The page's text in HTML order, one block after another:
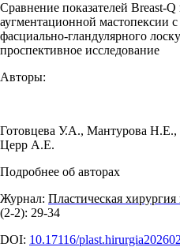
Сравнение показателей Breast-
аугментационной мастопексии
фасциально-гландулярного
проспективное исследование
Авторы:
Готовцева У.А., Мантурова Н.Е.,
Церр А.Е.
Подробнее об авторах
Журнал: Пластическая
(2‑2): 29‑34
DOI: 10.17116/